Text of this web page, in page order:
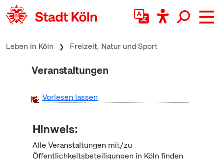
zum Inhalt springen
Leben in Köln Freizeit, Natur und Sport
Veranstaltungen
Vorlesen lassen
Hinweis:
Alle Veranstaltungen mit/zu
Öffentlichkeitsbeteiligungen in Köln finden